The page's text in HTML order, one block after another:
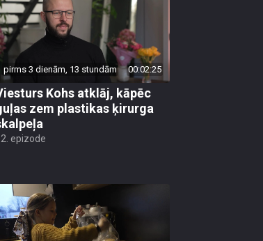
pirms 3 dienām, 13 stundām 00:02:25
Kohs atklāj, kāpēc
zem plastikas ķirurga
epizode